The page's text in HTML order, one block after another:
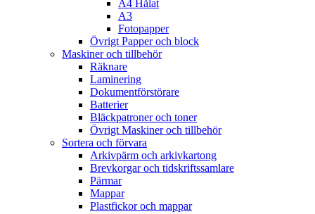
A4 Hålat
A3
Fotopapper
Övrigt Papper och block
Maskiner och tillbehör
Räknare
Laminering
Dokumentförstörare
Batterier
Bläckpatroner och toner
Övrigt Maskiner och tillbehör
Sortera och förvara
Arkivpärm och arkivkartong
Brevkorgar och tidskriftssamlare
Pärmar
Mappar
Plastfickor och mappar